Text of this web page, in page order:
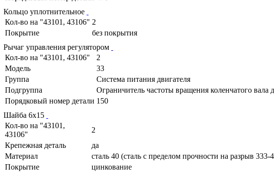
Кольцо уплотнительное
Кол-во на "43101, 43106" 2
Покрытие
без покрытия
Рычаг управления регулятором
Кол-во на "43101, 43106"
2
Модель
33
Группа
Cистема питания двигателя
Подгруппа
Ограничитель частоты вращения коленчатого вала
Порядковый номер детали 150
Шайба 6х15
Кол-во на "43101,
43106"
2
Крепежная деталь
да
Материал
сталь 40 (сталь с пределом прочности на разрыв
Покрытие
цинкование